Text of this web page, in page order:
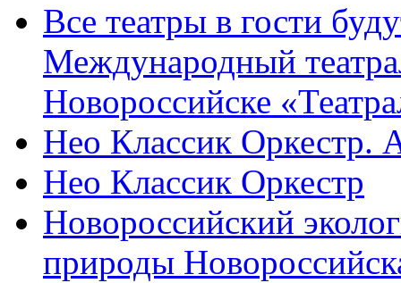
Все театры в гости
Международный
Новороссийске
Нео Классик Оркестр.
Нео Классик Оркестр
Новороссийский
природы